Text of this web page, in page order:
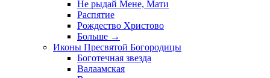
Не рыдай Мене, Мати
Распятие
Рождество Христово
Больше →
Иконы Пресвятой Богородицы
Боготечная звезда
Валаамская